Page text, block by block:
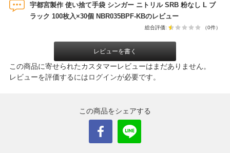
宇都宮製作 使い捨て手袋 シンガー ニトリル SRB 粉なし L ブ
ラック 100枚入×30個 NBR035BPF-KBのレビュー
総合評価: （0件）
レビューを書く
この商品に寄せられたカスタマーレビューはまだありません。
レビューを評価するにはログインが必要です。
この商品をシェアする